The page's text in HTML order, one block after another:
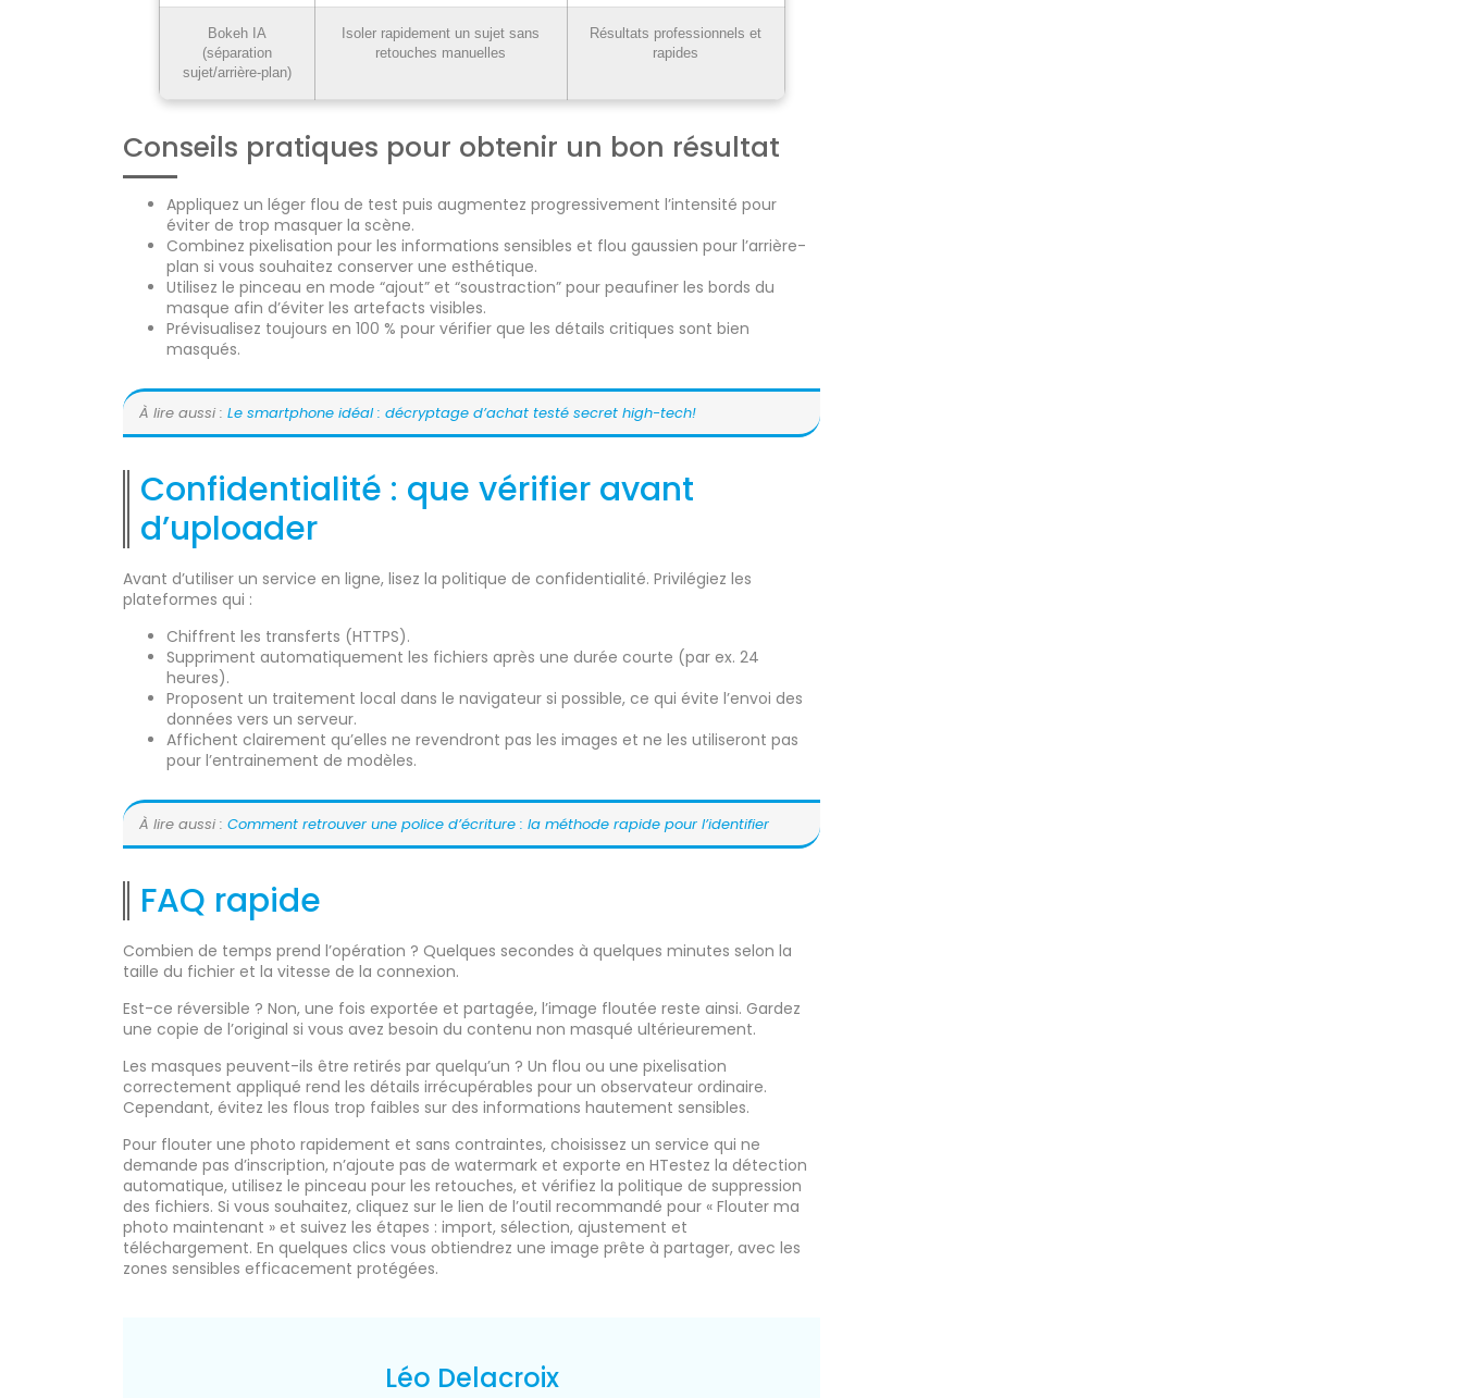
Bokeh IA
(séparation
sujet/arrière-plan)
Isoler rapidement un sujet sans
retouches manuelles
Résultats professionnels et
rapides
Conseils pratiques pour obtenir un bon résultat
Appliquez un léger flou de test puis augmentez progressivement l’intensité pour
éviter de trop masquer la scène.
Combinez pixelisation pour les informations sensibles et flou gaussien pour l’arrière-
plan si vous souhaitez conserver une esthétique.
Utilisez le pinceau en mode “ajout” et “soustraction” pour peaufiner les bords du
masque afin d’éviter les artefacts visibles.
Prévisualisez toujours en 100 % pour vérifier que les détails critiques sont bien
masqués.
À lire aussi :Le smartphone idéal : décryptage d’achat testé secret high-tech!
Confidentialité : que vérifier avant
d’uploader
Avant d’utiliser un service en ligne, lisez la politique de confidentialité. Privilégiez les
plateformes qui :
Chiffrent les transferts (HTTPS).
Suppriment automatiquement les fichiers après une durée courte (par ex. 24
heures).
Proposent un traitement local dans le navigateur si possible, ce qui évite l’envoi des
données vers un serveur.
Affichent clairement qu’elles ne revendront pas les images et ne les utiliseront pas
pour l’entrainement de modèles.
À lire aussi :Comment retrouver une police d’écriture : la méthode rapide pour l’identifier
FAQ rapide
Combien de temps prend l’opération ? Quelques secondes à quelques minutes selon la
taille du fichier et la vitesse de la connexion.
Est-ce réversible ? Non, une fois exportée et partagée, l’image floutée reste ainsi. Gardez
une copie de l’original si vous avez besoin du contenu non masqué ultérieurement.
Les masques peuvent-ils être retirés par quelqu’un ? Un flou ou une pixelisation
correctement appliqué rend les détails irrécupérables pour un observateur ordinaire.
Cependant, évitez les flous trop faibles sur des informations hautement sensibles.
Pour flouter une photo rapidement et sans contraintes, choisissez un service qui ne
demande pas d’inscription, n’ajoute pas de watermark et exporte en HTestez la détection
automatique, utilisez le pinceau pour les retouches, et vérifiez la politique de suppression
des fichiers. Si vous souhaitez, cliquez sur le lien de l’outil recommandé pour « Flouter ma
photo maintenant » et suivez les étapes : import, sélection, ajustement et
téléchargement. En quelques clics vous obtiendrez une image prête à partager, avec les
zones sensibles efficacement protégées.
Léo Delacroix